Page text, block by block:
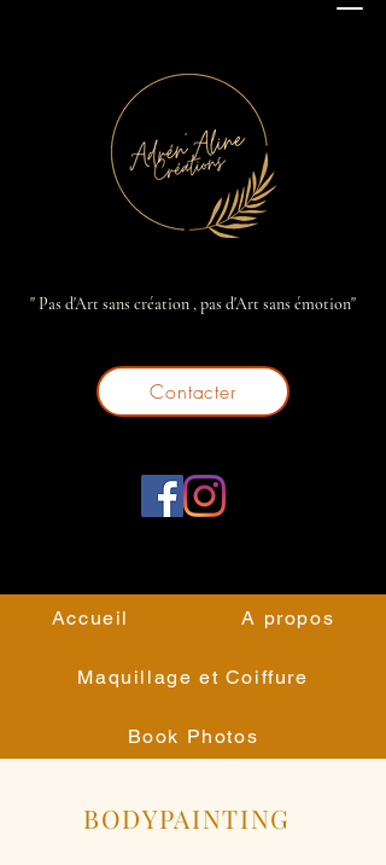
" Pas d'Art sans création , pas d'Art sans émotion"
Contacter
Accueil A propos
Maquillage et Coiffure
Book Photos
BODYPAINTING